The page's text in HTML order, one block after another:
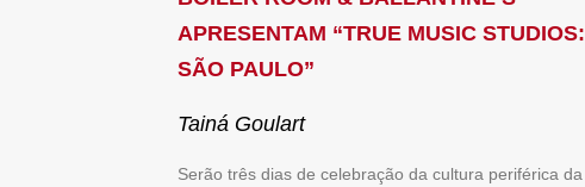
APRESENTAM “TRUE MUSIC STUDIOS:
SÃO PAULO”
Tainá Goulart
Serão três dias de celebração da cultura periférica da